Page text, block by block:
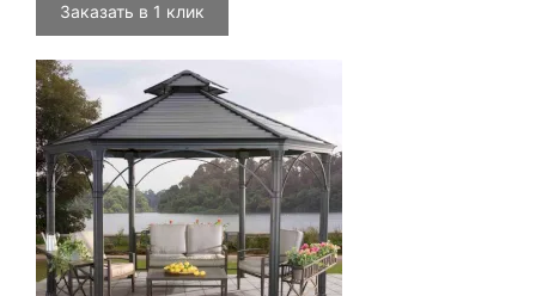
Заказать в 1 клик